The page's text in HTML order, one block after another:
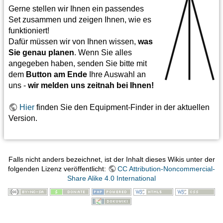
Gerne stellen wir Ihnen ein passendes
Set zusammen und zeigen Ihnen, wie es
funktioniert!
Dafür müssen wir von Ihnen wissen, was
Sie genau planen. Wenn Sie alles
angegeben haben, senden Sie bitte mit
dem Button am Ende Ihre Auswahl an
uns - wir melden uns zeitnah bei Ihnen!
Hier finden Sie den Equipment-Finder in der aktuellen
Version.
Falls nicht anders bezeichnet, ist der Inhalt dieses Wikis unter der
folgenden Lizenz veröffentlicht:
CC Attribution-Noncommercial-
Share Alike 4.0 International